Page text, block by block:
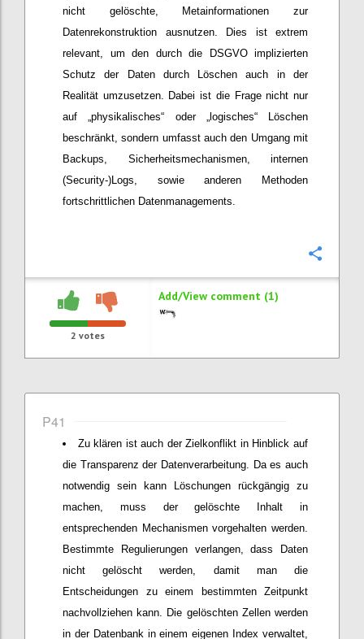
nicht gelöschte, Metainformationen zur
Datenrekonstruktion ausnutzen. Dies ist extrem
relevant, um den durch die DSGVO implizierten
Schutz der Daten durch Löschen auch in der
Realität umzusetzen. Dabei ist die Frage nicht nur
auf „physikalisches“ oder „logisches“ Löschen
beschränkt, sondern umfasst auch den Umgang mit
Backups, Sicherheitsmechanismen, internen
(Security-)Logs, sowie anderen Methoden
fortschrittlichen Datenmanagements.
2 votes
Add/View comment (1)
P41
Zu klären ist auch der Zielkonflikt in Hinblick auf
die Transparenz der Datenverarbeitung. Da es auch
notwendig sein kann Löschungen rückgängig zu
machen, muss der gelöschte Inhalt in
entsprechenden Mechanismen vorgehalten werden.
Bestimmte Regulierungen verlangen, dass Daten
nicht gelöscht werden, damit man die
Entscheidungen zu einem bestimmten Zeitpunkt
nachvollziehen kann. Die gelöschten Zellen werden
in der Datenbank in einem eigenen Index verwaltet,